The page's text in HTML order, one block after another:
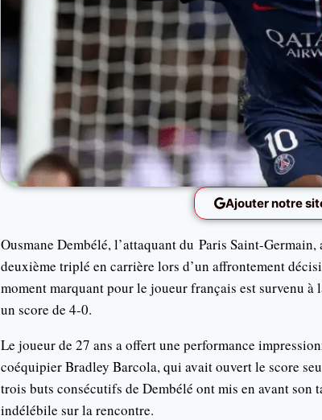
Ajouter notre
Ousmane Dembélé, l’attaquant du Paris Saint-
deuxième triplé en carrière lors d’un affrontement
moment marquant pour le joueur français est survenu à
un score de 4-0.
Le joueur de 27 ans a offert une performance
coéquipier Bradley Barcola, qui avait ouvert le score
trois buts consécutifs de Dembélé ont mis en avant son
indélébile sur la rencontre.